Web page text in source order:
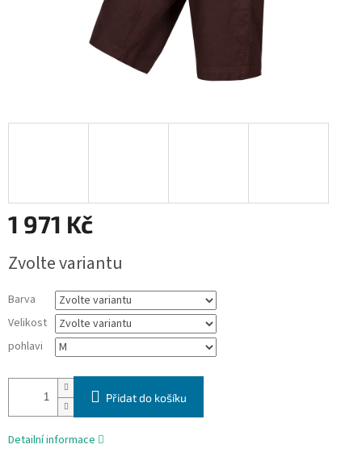
1 971 Kč
cena:
Zvolte variantu
Barva
Velikost
pohlavi
Přidat do košíku
Detailní informace